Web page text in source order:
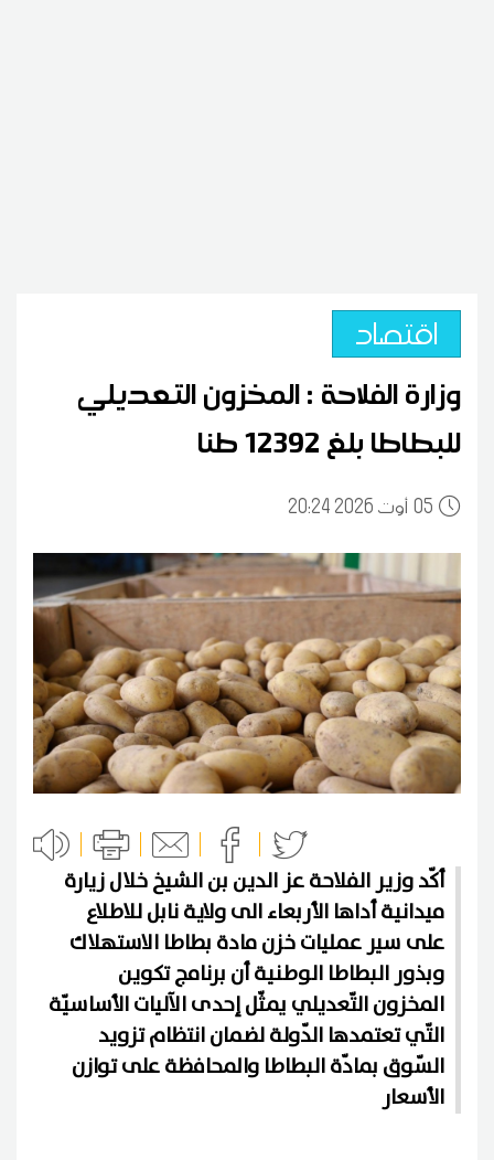
اقتصاد
وزارة الفلاحة : المخزون التعديلي
للبطاطا بلغ 12392 طنا
0520:24 2026 أوت
أكّد وزير الفلاحة عز الدين بن الشيخ خلال زيارة
ميدانية أداها الأربعاء الى ولاية نابل للاطلاع
على سير عمليات خزن مادة بطاطا الاستهلاك
وبذور البطاطا الوطنية أن برنامج تكوين
المخزون التّعديلي يمثّل إحدى الآليات الأساسيّة
التّي تعتمدها الدّولة لضمان انتظام تزويد
السّوق بمادّة البطاطا والمحافظة على توازن
الأسعار